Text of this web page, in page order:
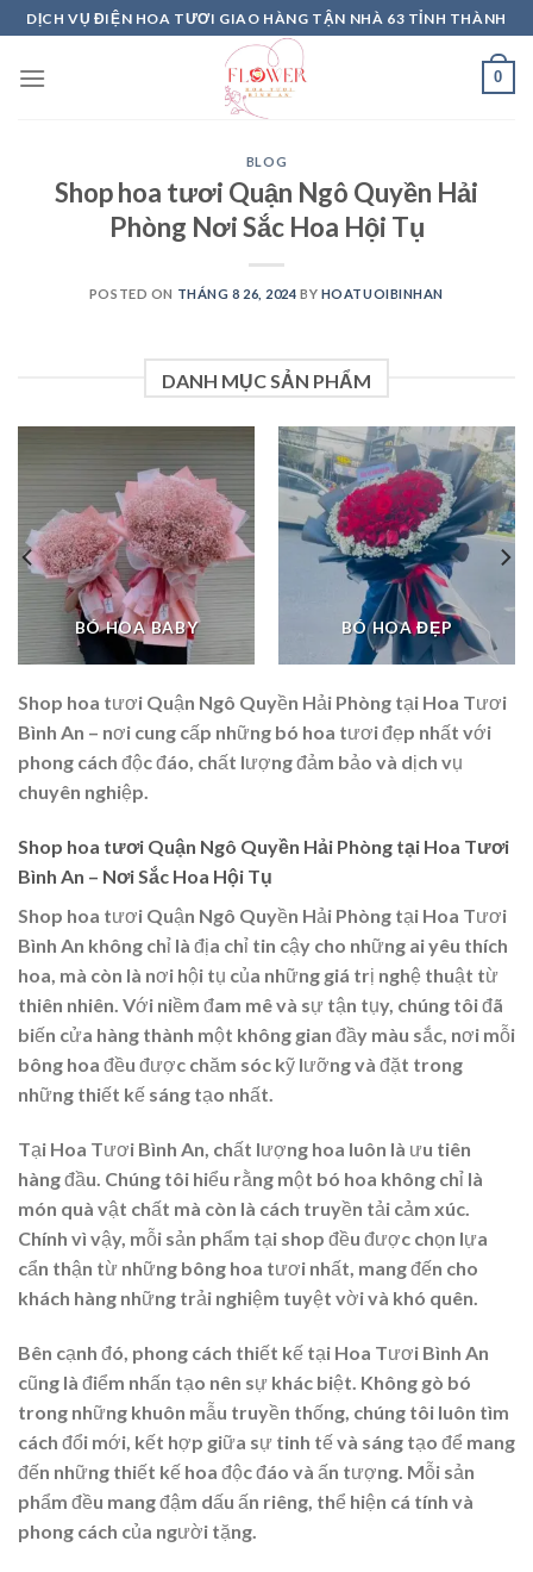
Skip
to
content
DỊCH VỤ ĐIỆN HOA TƯƠI GIAO HÀNG TẬN NHÀ 63 TỈNH THÀNH
0
BLOG
Shop hoa tươi Quận Ngô Quyền Hải
Phòng Nơi Sắc Hoa Hội Tụ
POSTED ON THÁNG 8 26, 2024 BY HOATUOIBINHAN
DANH MỤC SẢN PHẨM
BÓ HOA BABY BÓ HOA ĐẸP
Shop hoa tươi Quận Ngô Quyền Hải Phòng tại Hoa Tươi
Bình An – nơi cung cấp những bó hoa tươi đẹp nhất với
phong cách độc đáo, chất lượng đảm bảo và dịch vụ
chuyên nghiệp.
Shop hoa tươi Quận Ngô Quyền Hải Phòng tại Hoa Tươi
Bình An – Nơi Sắc Hoa Hội Tụ
Shop hoa tươi Quận Ngô Quyền Hải Phòng tại Hoa Tươi
Bình An không chỉ là địa chỉ tin cậy cho những ai yêu thích
hoa, mà còn là nơi hội tụ của những giá trị nghệ thuật từ
thiên nhiên. Với niềm đam mê và sự tận tụy, chúng tôi đã
biến cửa hàng thành một không gian đầy màu sắc, nơi mỗi
bông hoa đều được chăm sóc kỹ lưỡng và đặt trong
những thiết kế sáng tạo nhất.
Tại Hoa Tươi Bình An, chất lượng hoa luôn là ưu tiên
hàng đầu. Chúng tôi hiểu rằng một bó hoa không chỉ là
món quà vật chất mà còn là cách truyền tải cảm xúc.
Chính vì vậy, mỗi sản phẩm tại shop đều được chọn lựa
cẩn thận từ những bông hoa tươi nhất, mang đến cho
khách hàng những trải nghiệm tuyệt vời và khó quên.
Bên cạnh đó, phong cách thiết kế tại Hoa Tươi Bình An
cũng là điểm nhấn tạo nên sự khác biệt. Không gò bó
trong những khuôn mẫu truyền thống, chúng tôi luôn tìm
cách đổi mới, kết hợp giữa sự tinh tế và sáng tạo để mang
đến những thiết kế hoa độc đáo và ấn tượng. Mỗi sản
phẩm đều mang đậm dấu ấn riêng, thể hiện cá tính và
phong cách của người tặng.